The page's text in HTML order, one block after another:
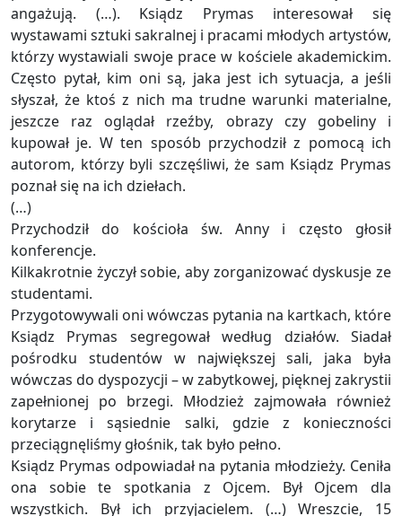
angażują. (…). Ksiądz Prymas interesował się
wystawami sztuki sakralnej i pracami młodych artystów,
którzy wystawiali swoje prace w kościele akademickim.
Często pytał, kim oni są, jaka jest ich sytuacja, a jeśli
słyszał, że ktoś z nich ma trudne warunki materialne,
jeszcze raz oglądał rzeźby, obrazy czy gobeliny i
kupował je. W ten sposób przychodził z pomocą ich
autorom, którzy byli szczęśliwi, że sam Ksiądz Prymas
poznał się na ich dziełach.
(…)
Przychodził do kościoła św. Anny i często głosił
konferencje.
Kilkakrotnie życzył sobie, aby zorganizować dyskusje ze
studentami.
Przygotowywali oni wówczas pytania na kartkach, które
Ksiądz Prymas segregował według działów. Siadał
pośrodku studentów w największej sali, jaka była
wówczas do dyspozycji – w zabytkowej, pięknej zakrystii
zapełnionej po brzegi. Młodzież zajmowała również
korytarze i sąsiednie salki, gdzie z konieczności
przeciągnęliśmy głośnik, tak było pełno.
Ksiądz Prymas odpowiadał na pytania młodzieży. Ceniła
ona sobie te spotkania z Ojcem. Był Ojcem dla
wszystkich. Był ich przyjacielem. (…) Wreszcie, 15